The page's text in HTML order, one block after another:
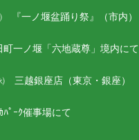
『一ノ堰盆踊り祭』（市内）
町一ノ堰「六地蔵尊」境内にて
三越銀座店（東京・銀座）
ﾊﾟｰｸ催事場にて